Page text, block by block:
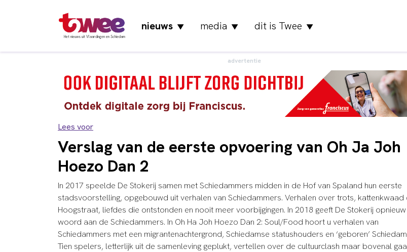
Het nieuws uit Vlaardingen en Schiedam
nieuws▼ media ▼ dit is Twee ▼
advertentie
Lees voor
Verslag van de eerste opvoering van Oh Ja Joh
Hoezo Dan 2
In 2017 speelde De Stokerij samen met Schiedammers midden in de Hof van Spaland hun eerste
stadsvoorstelling, opgebouwd uit verhalen van Schiedammers. Verhalen over trots, kattenkwaad
Hoogstraat, liefdes die ontstonden en nooit meer voorbijgingen. In 2018 geeft De Stokerij
woord aan de Schiedammers. In Oh Ha Joh Hoezo Dan 2: Soul/Food hoort u verhalen van
Schiedammers met een migrantenachtergrond, Schiedamse statushouders en ‘geboren’
Tien spelers, letterlijk uit de samenleving geplukt, vertellen over de cultuurclash maar bovenal